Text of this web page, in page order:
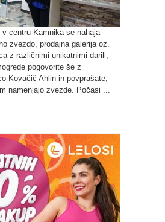
centru Kamnika se nahaja
zvezdo, prodajna galerija oz.
z različnimi unikatnimi darili,
pogovorite še z
Kovačič Ahlin in povprašate,
namenjajo zvezde. Počasi ...